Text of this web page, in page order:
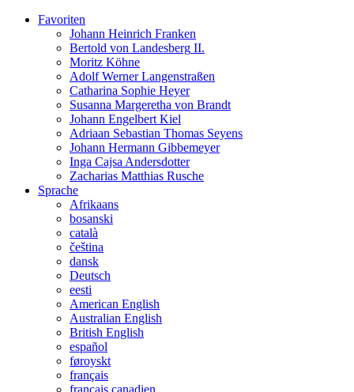
Favoriten
Johann Heinrich Franken
Bertold von Landesberg II.
Moritz Köhne
Adolf WernerLangenstraßen
Catharina Sophie Heyer
Susanna Margeretha von Brandt
Johann Engelbert Kiel
Adriaan Sebastian Thomas Seyens
Johann Hermann Gibbemeyer
Inga Cajsa Andersdotter
Zacharias Matthias Rusche
Sprache
Afrikaans
bosanski
català
čeština
dansk
Deutsch
eesti
American English
Australian English
British English
español
føroyskt
français
français canadien